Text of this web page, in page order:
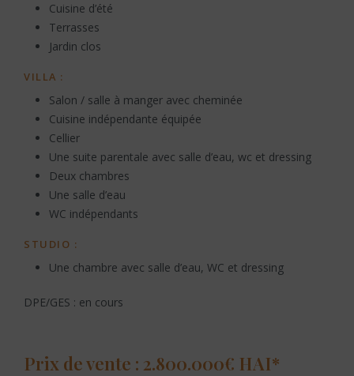
Cuisine d’été
Terrasses
Jardin clos
VILLA :
Salon / salle à manger avec cheminée
Cuisine indépendante équipée
Cellier
Une suite parentale avec salle d’eau, wc et dressing
Deux chambres
Une salle d’eau
WC indépendants
STUDIO :
Une chambre avec salle d’eau, WC et dressing
DPE/GES : en cours
Prix de vente : 2.800.000€ HAI*